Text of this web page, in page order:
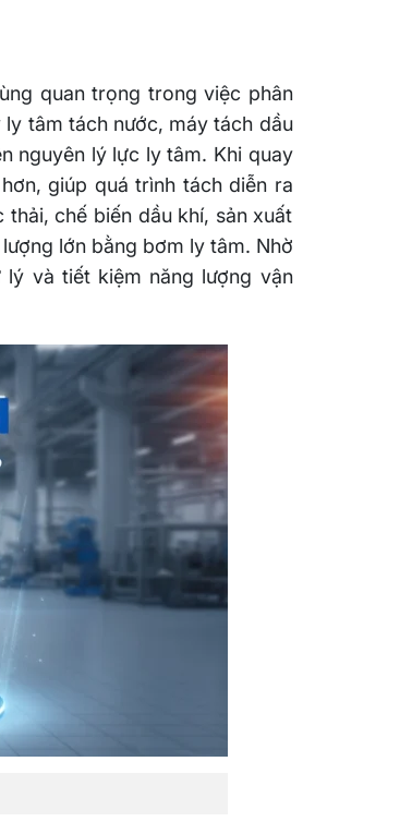
quan trọng trong việc phân
tâm tách nước, máy tách dầu
nguyên lý lực ly tâm. Khi quay
giúp quá trình tách diễn ra
chế biến dầu khí, sản xuất
lớn bằng bơm ly tâm. Nhờ
và tiết kiệm năng lượng vận